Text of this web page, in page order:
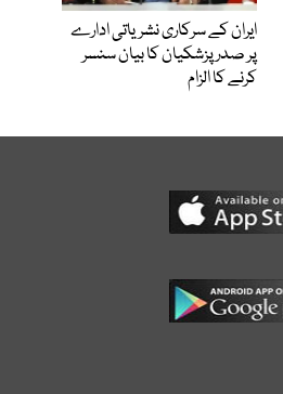
ایران کے سرکاری نشریاتی ادارے
پر صدر پزشکیان کا بیان سنسر
کرنے کا الزام